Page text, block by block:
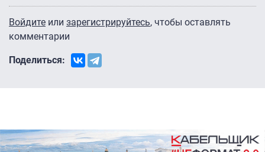
Войдите или зарегистрируйтесь, чтобы оставлять
комментарии
Поделиться: